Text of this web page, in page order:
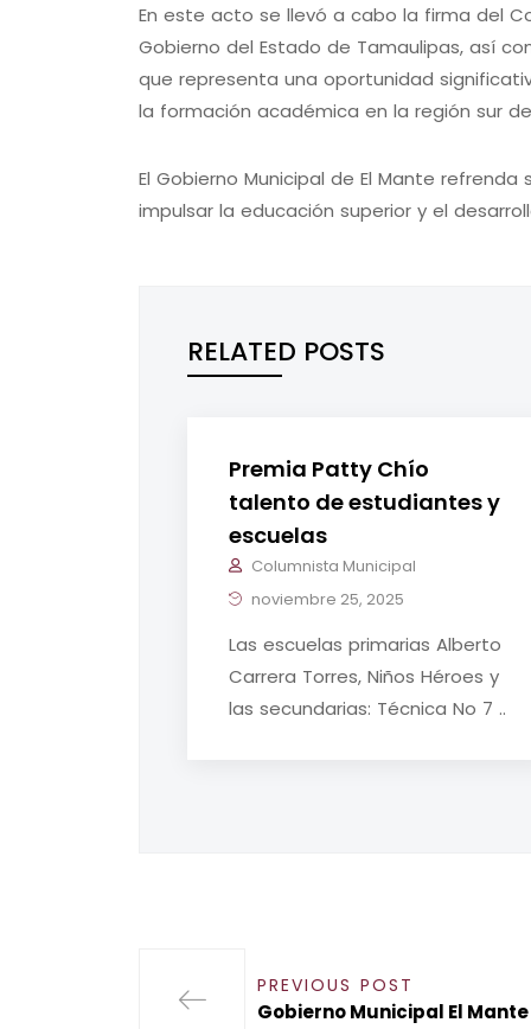
En este acto se llevó a cabo la firma del
Gobierno del Estado de Tamaulipas, así
que representa una oportunidad
la formación académica en la región sur
El Gobierno Municipal de El Mante
impulsar la educación superior y el
RELATED POSTS
Premia Patty Chío
talento de estudiantes y
escuelas
Columnista Municipal
noviembre 25, 2025
Las escuelas primarias Alberto
Carrera Torres, Niños Héroes y
las secundarias: Técnica No 7 ..
PREVIOUS POST
Gobierno Municipal El